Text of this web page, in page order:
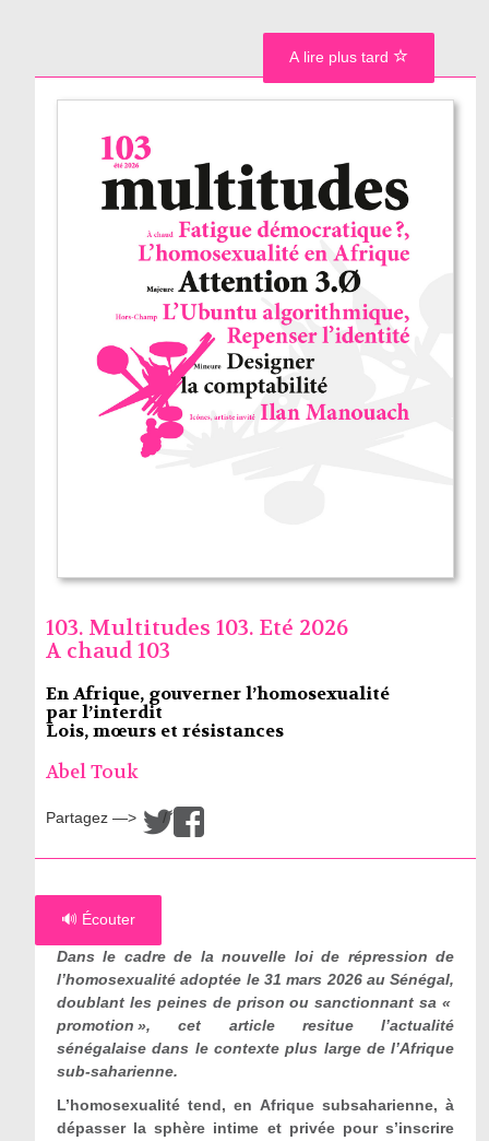
103. Multitudes 103. Eté 2026
A chaud 103
En Afrique, gouverner l’homosexualité
par l’interdit
Lois, mœurs et résistances
Abel Touk
Partagez —> /
🔊 Écouter
Dans le cadre de la nouvelle loi de répression de
l’homosexualité adoptée le 31 mars 2026 au Sénégal,
doublant les peines de prison ou sanctionnant sa «
promotion », cet article resitue l’actualité
sénégalaise dans le contexte plus large de l’Afrique
sub-saharienne.
L’homosexualité tend, en Afrique subsaharienne, à
dépasser la sphère intime et privée pour s’inscrire
A lire plus tard